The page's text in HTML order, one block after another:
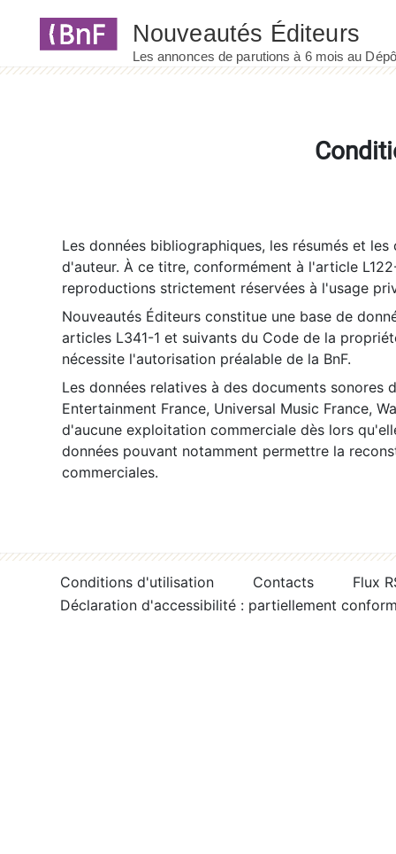
Les données bibliographiques, les résumés et
d'auteur. À ce titre, conformément à l'article
reproductions strictement réservées à l'usage
Nouveautés Éditeurs constitue une base de
articles L341-1 et suivants du Code de la
nécessite l'autorisation préalable de la BnF.
Les données relatives à des documents sonores
Entertainment France, Universal Music France,
d'aucune exploitation commerciale dès lors
données pouvant notamment permettre la
commerciales.
Conditions d'utilisation Contacts
Flux
Déclaration d'accessibilité : partiellement